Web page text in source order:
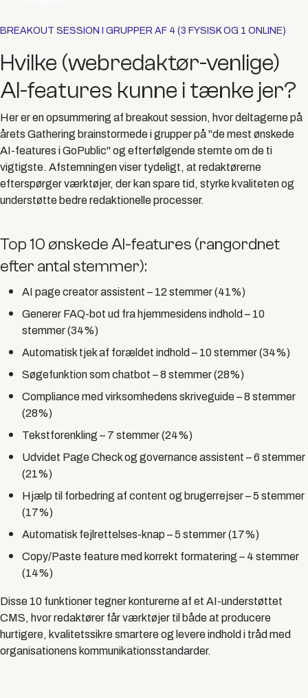
BREAKOUT SESSION I GRUPPER AF 4 (3 FYSISK OG 1 ONLINE)
Hvilke (webredaktør-venlige)
AI-features kunne i tænke jer?
Her er en opsummering af breakout session, hvor deltagerne på
årets Gathering brainstormede i grupper på "de mest ønskede
AI-features i GoPublic" og efterfølgende stemte om de ti
vigtigste. Afstemningen viser tydeligt, at redaktørerne
efterspørger værktøjer, der kan spare tid, styrke kvaliteten og
understøtte bedre redaktionelle processer.
Top 10 ønskede AI-features (rangordnet
efter antal stemmer):
AI page creator assistent– 12 stemmer (41%)
Generer FAQ-bot ud fra hjemmesidens indhold– 10
stemmer (34%)
Automatisk tjek af forældet indhold– 10 stemmer (34%)
Søgefunktion som chatbot– 8 stemmer (28%)
Compliance med virksomhedens skriveguide– 8 stemmer
(28%)
Tekstforenkling– 7 stemmer (24%)
Udvidet Page Check og governance assistent– 6 stemmer
(21%)
Hjælp til forbedring af content og brugerrejser– 5 stemmer
(17%)
Automatisk fejlrettelses-knap– 5 stemmer (17%)
Copy/Paste feature med korrekt formatering– 4 stemmer
(14%)
Disse 10 funktioner tegner konturerne af et AI-understøttet
CMS, hvor redaktører får værktøjer til både at producere
hurtigere, kvalitetssikre smartere og levere indhold i tråd med
organisationens kommunikationsstandarder.